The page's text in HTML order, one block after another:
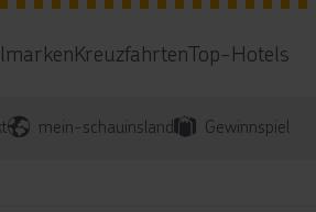
KreuzfahrtenTop-Hotels
mein-schauinsland Gewinnspiel